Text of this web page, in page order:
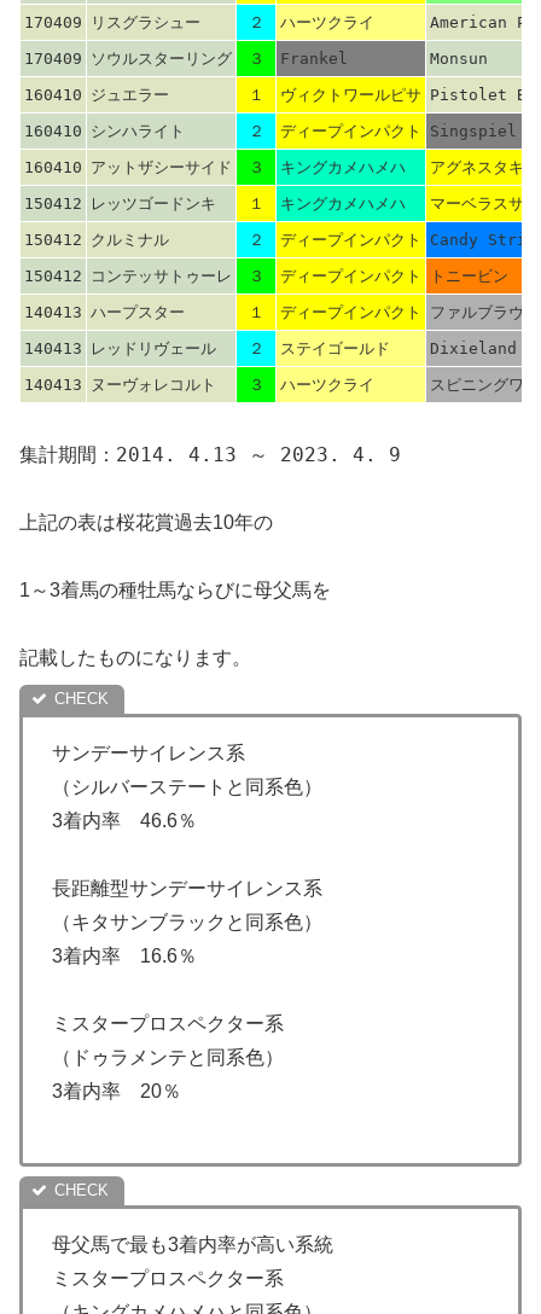
170409
リスグラシュー ２ ハーツクライ
American
170409
ソウルスターリング ３ Frankel
Monsun
160410 ジュエラー １ ヴィクトワールピサ Pistolet
160410 シンハライト ２ ディープインパクト
Singspiel
160410 アットザシーサイド ３ キングカメハメハ
アグネスタキ
150412
レッツゴードンキ １ キングカメハメハ
マーベラスサ
150412 クルミナル ２ ディープインパクト
Candy
150412
コンテッサトゥーレ ３ ディープインパクト
トニービン
140413 ハープスター １ ディープインパクト
ファルブラヴ
140413
レッドリヴェール ２ ステイゴールド
Dixieland
140413
ヌーヴォレコルト ３ ハーツクライ スピニングワ
集計期間：2014. 4.13 ～ 2023. 4. 9
上記の表は桜花賞過去10年の
1～3着馬の種牡馬ならびに母父馬を
記載したものになります。
サンデーサイレンス系
（シルバーステートと同系色）
3着内率 46.6％
長距離型サンデーサイレンス系
（キタサンブラックと同系色）
3着内率 16.6％
ミスタープロスペクター系
（ドゥラメンテと同系色）
3着内率 20％
母父馬で最も3着内率が高い系統
ミスタープロスペクター系